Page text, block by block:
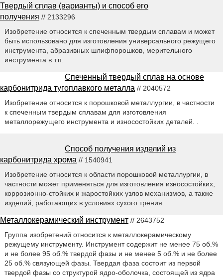
Твердый сплав (варианты) и способ его
получения // 2133296
Изобретение относится к спеченным твердым сплавам и может
быть использовано для изготовления универсального режущего
инструмента, абразивных шлифпорошков, мерительного
инструмента в т.п.
Спеченный твердый сплав на основе
карбонитрида тугоплавкого металла // 2040572
Изобретение относится к порошковой металлургии, в частности
к спеченным твердым сплавам для изготовления
металлорежущего инструмента и износостойких деталей. .
Способ получения изделий из
карбонитрида хрома // 1540941
Изобретение относится к области порошковой металлургии, в
частности может применяться для изготовления износостойких,
коррозионно-стойких и жаростойких узлов механизмов, а также
изделий, работающих в условиях сухого трения.
Металлокерамический инструмент // 2643752
Группа изобретений относится к металлокерамическому
режущему инструменту. Инструмент содержит не менее 75 об.%
и не более 95 об.% твердой фазы и не менее 5 об.% и не более
25 об.% связующей фазы. Твердая фаза состоит из первой
твердой фазы со структурой ядро-оболочка, состоящей из ядра